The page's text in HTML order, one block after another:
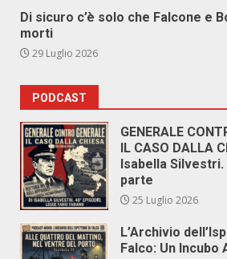
Di sicuro c’è solo che Falcone e
morti
29 Luglio 2026
PODCAST
GENERALE
IL CASO DALLA
Isabella Silvestri.
parte
25 Luglio 2026
L’Archivio
Falco: Un Incubo